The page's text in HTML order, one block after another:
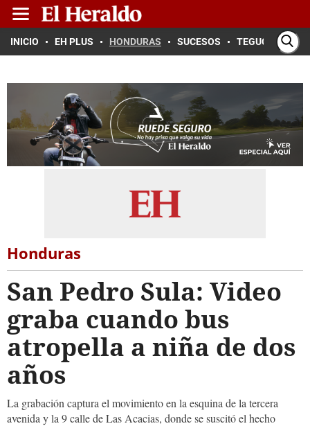
INICIO EH PLUS HONDURAS SUCESOS TEGUCIGALPA
Honduras
San Pedro Sula: Video
graba cuando bus
atropella a niña de dos
años
La grabación captura el movimiento en la esquina de la tercera
avenida y la 9 calle de Las Acacias, donde se suscitó el hecho